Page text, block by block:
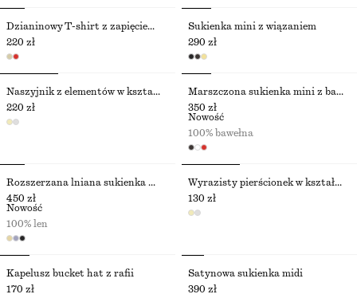
Dzianinowy T-shirt z zapięciem na guziki
220 zł
Sukienka mini z wiązaniem
290 zł
Naszyjnik z elementów w kształcie muszli
220 zł
Marszczona sukienka mini z bawełnianej popeliny
350 zł
Nowość
100% bawełna
Rozszerzana lniana sukienka midi
450 zł
Nowość
100% len
Wyrazisty pierścionek w kształcie muszli
130 zł
Kapelusz bucket hat z rafii
170 zł
Satynowa sukienka midi
390 zł